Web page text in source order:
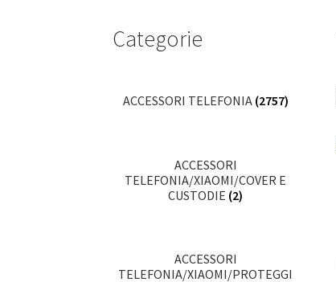
Categorie
ACCESSORI TELEFONIA (2757)
ACCESSORI
TELEFONIA/XIAOMI/COVER E
CUSTODIE (2)
ACCESSORI
TELEFONIA/XIAOMI/PROTEGGI